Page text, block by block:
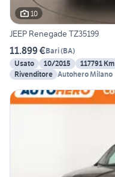
10
JEEP Renegade TZ35199
11.899 €Bari(BA)
Usato
10/2015 117791 Km
Rivenditore Autohero Milano